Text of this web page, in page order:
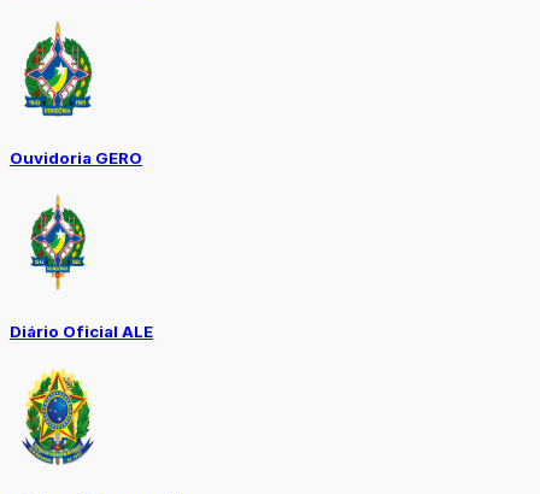
Ouvidoria GERO
Diário Oficial ALE